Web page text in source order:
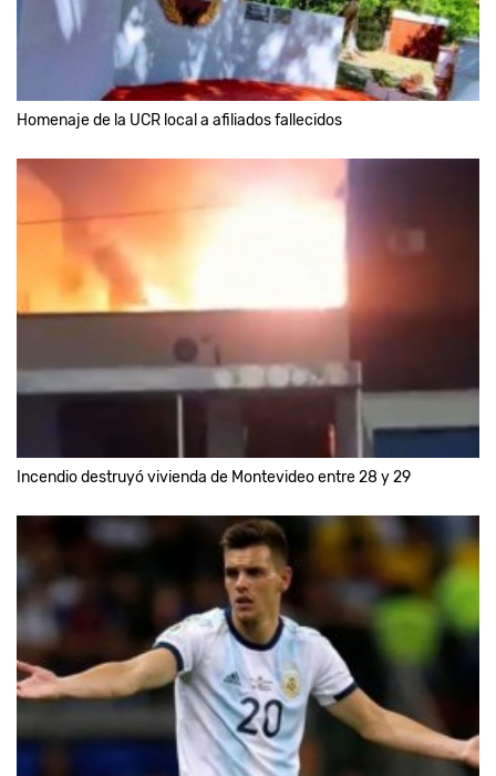
Homenaje de la UCR local a afiliados fallecidos
Incendio destruyó vivienda de Montevideo entre 28 y 29